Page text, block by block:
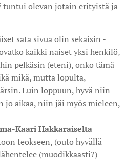
tuntui olevan jotain erityistä ja
sata sivua olin sekaisin -
kaikki naiset yksi henkilö,
pelkäsin (eteni), onko tämä
mikä, mutta lopulta,
Luin loppuun, hyvä niin
jo aikaa, niin jäi myös mieleen,
Kaari Hakkaraiselta
teokseen, (outo hyvällä
(muodikkaasti?)